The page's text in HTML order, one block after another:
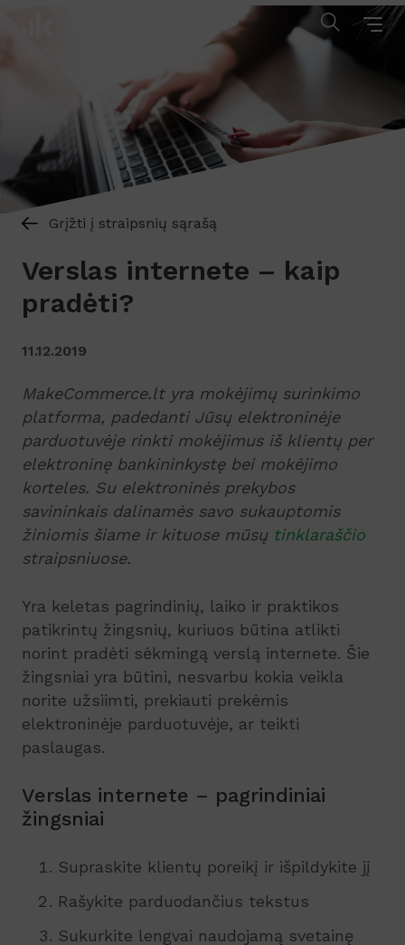
Grįžti į straipsnių sąrašą
Verslas internete – kaip
pradėti?
11.12.2019
MakeCommerce.lt yra mokėjimų surinkimo
platforma, padedanti Jūsų elektroninėje
parduotuvėje rinkti mokėjimus iš klientų per
elektroninę bankininkystę bei mokėjimo
korteles. Su elektroninės prekybos
savininkais dalinamės savo sukauptomis
žiniomis šiame ir kituose mūsų tinklaraščio
straipsniuose.
Yra keletas pagrindinių, laiko ir praktikos
patikrintų žingsnių, kuriuos būtina atlikti
norint pradėti sėkmingą verslą internete. Šie
žingsniai yra būtini, nesvarbu kokia veikla
norite užsiimti, prekiauti prekėmis
elektroninėje parduotuvėje, ar teikti
paslaugas.
Verslas internete – pagrindiniai
žingsniai
Supraskite klientų poreikį ir išpildykite jį
Rašykite parduodančius tekstus
Sukurkite lengvai naudojamą svetainę